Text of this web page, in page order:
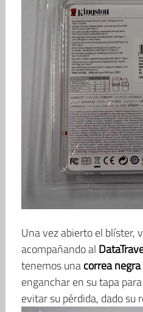
Una vez abierto el blíster,
acompañando al
tenemos unacorrea negra
enganchar en su tapa
evitar su pérdida, dado su